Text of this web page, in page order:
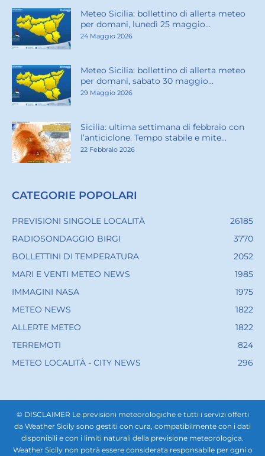
Meteo Sicilia: bollettino di allerta meteo
per domani, lunedì 25 maggio...
24 Maggio 2026
Meteo Sicilia: bollettino di allerta meteo
per domani, sabato 30 maggio...
29 Maggio 2026
Sicilia: ultima settimana di febbraio con
l’anticiclone. Tempo stabile e mite...
22 Febbraio 2026
CATEGORIE POPOLARI
PREVISIONI SINGOLE LOCALITÀ
26185
RADIOSONDAGGIO BIRGI
3770
BOLLETTINI DI TEMPERATURA
2052
MARI E VENTI METEO NEWS
1985
IMMAGINI NASA
1975
METEO NEWS
1822
ALLERTE METEO
1822
TERREMOTI
824
METEO LOCALITÀ - CITY NEWS
296
© DISCLAIMER Le previsioni meteorologiche e tutti i servizi offerti
da Weather Sicily sono gestiti con cura, compatibilmente con i dati
disponibili e con i limiti naturali della previsione meteorologica.
Weather Sicily non potrà essere considerata responsabile per ogni o